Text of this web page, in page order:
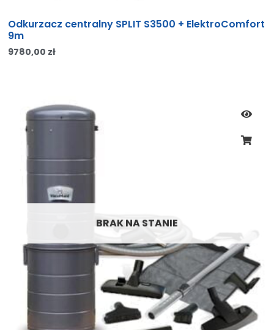
Odkurzacz centralny SPLIT S3500 + ElektroComfort
9m
9780,00 zł
BRAK NA STANIE